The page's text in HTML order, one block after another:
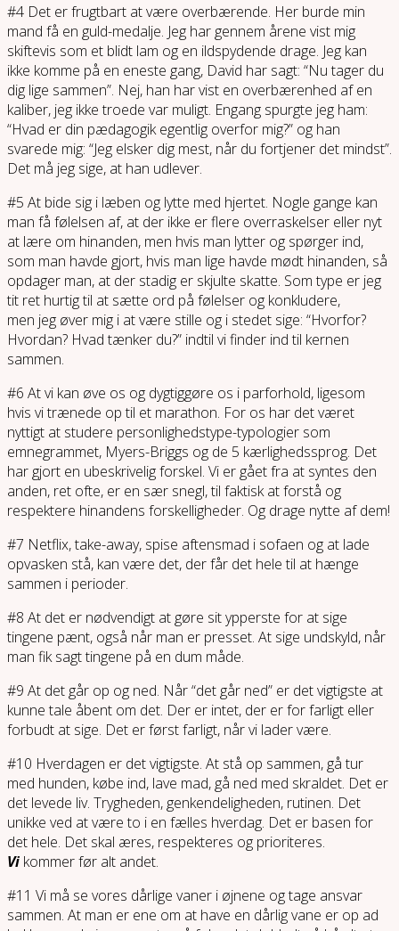
#4 Det er frugtbart at være overbærende. Her burde min
mand få en guld-medalje. Jeg har gennem årene vist mig
skiftevis som et blidt lam og en ildspydende drage. Jeg kan
ikke komme på en eneste gang, David har sagt: “Nu tager du
dig lige sammen”. Nej, han har vist en overbærenhed af en
kaliber, jeg ikke troede var muligt. Engang spurgte jeg ham:
“Hvad er din pædagogik egentlig overfor mig?” og han
svarede mig: “Jeg elsker dig mest, når du fortjener det mindst”.
Det må jeg sige, at han udlever.
#5 At bide sig i læben og lytte med hjertet. Nogle gange kan
man få følelsen af, at der ikke er flere overraskelser eller nyt
at lære om hinanden, men hvis man lytter og spørger ind,
som man havde gjort, hvis man lige havde mødt hinanden, så
opdager man, at der stadig er skjulte skatte. Som type er jeg
tit ret hurtig til at sætte ord på følelser og konkludere,
men jeg øver mig i at være stille og i stedet sige: “Hvorfor?
Hvordan? Hvad tænker du?” indtil vi finder ind til kernen
sammen.
#6 At vi kan øve os og dygtiggøre os i parforhold, ligesom
hvis vi trænede op til et marathon. For os har det været
nyttigt at studere personlighedstype-typologier som
emnegrammet, Myers-Briggs og de 5 kærlighedssprog. Det
har gjort en ubeskrivelig forskel. Vi er gået fra at syntes den
anden, ret ofte, er en sær snegl, til faktisk at forstå og
respektere hinandens forskelligheder. Og drage nytte af dem!
#7 Netflix, take-away, spise aftensmad i sofaen og at lade
opvasken stå, kan være det, der får det hele til at hænge
sammen i perioder.
#8 At det er nødvendigt at gøre sit ypperste for at sige
tingene pænt, også når man er presset. At sige undskyld, når
man fik sagt tingene på en dum måde.
#9 At det går op og ned. Når “det går ned” er det vigtigste at
kunne tale åbent om det. Der er intet, der er for farligt eller
forbudt at sige. Det er først farligt, når vi lader være.
#10 Hverdagen er det vigtigste. At stå op sammen, gå tur
med hunden, købe ind, lave mad, gå ned med skraldet. Det er
det levede liv. Trygheden, genkendeligheden, rutinen. Det
unikke ved at være to i en fælles hverdag. Det er basen for
det hele. Det skal æres, respekteres og prioriteres.
Vi kommer før alt andet.
#11 Vi må se vores dårlige vaner i øjnene og tage ansvar
sammen. At man er ene om at have en dårlig vane er op ad